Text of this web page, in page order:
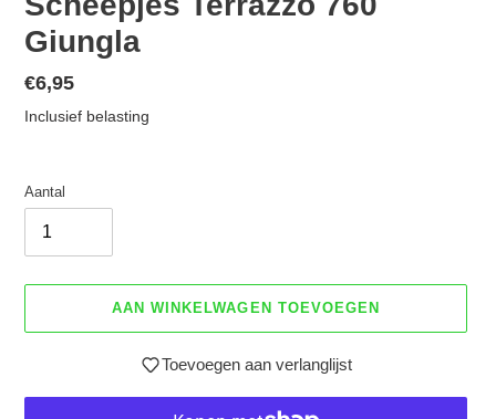
Giungla
Normale
prijs
€6,95
Inclusief belasting
Aantal
AAN WINKELWAGEN TOEVOEGEN
Toevoegen aan verlanglijst